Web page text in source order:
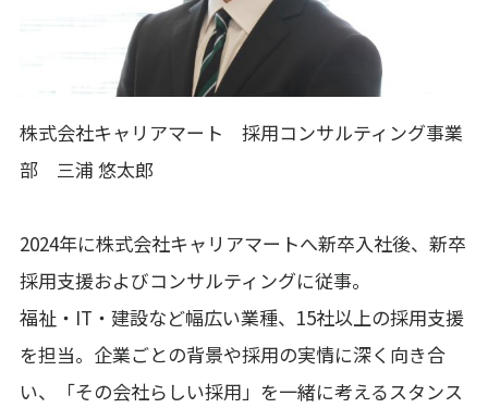
株式会社キャリアマート 採用コンサルティング事業
部 三浦 悠太郎
2024年に株式会社キャリアマートへ新卒入社後、新卒
採用支援およびコンサルティングに従事。
福祉・IT・建設など幅広い業種、15社以上の採用支援
を担当。企業ごとの背景や採用の実情に深く向き合
い、「その会社らしい採用」を一緒に考えるスタンス